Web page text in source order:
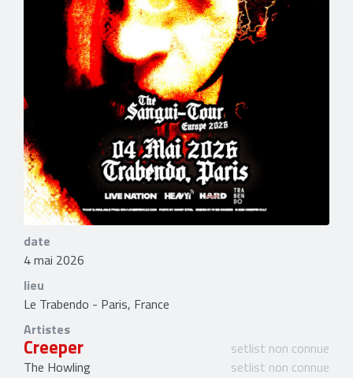
date
4 mai 2026
lieu
Le Trabendo - Paris, France
Artistes
Creeper
setlist non connue
The Howling
setlist non connue